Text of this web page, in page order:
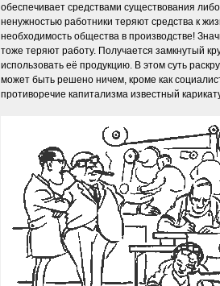
обеспечивает средствами существования
ненужностью работники теряют средства к
необходимость общества в производстве!
тоже теряют работу. Получается замкнутый
использовать её продукцию. В этом суть
может быть решено ничем, кроме как
противоречие капитализма известный